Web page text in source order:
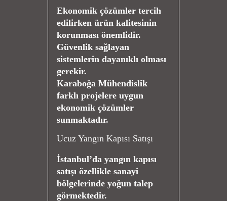
Ekonomik çözümler tercih
edilirken ürün kalitesinin
korunması önemlidir.
Güvenlik sağlayan
sistemlerin dayanıklı olması
gerekir.
Karaboğa Mühendislik
farklı projelere uygun
ekonomik çözümler
sunmaktadır.
Ucuz Yangın Kapısı Satışı
İstanbul’da yangın kapısı
satışı özellikle sanayi
bölgelerinde yoğun talep
görmektedir.